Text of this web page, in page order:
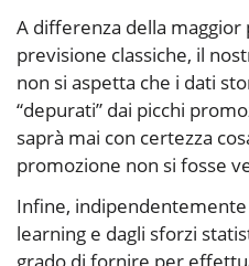
A differenza della
previsione classiche, il
non si aspetta che i dati
“depurati” dai picchi
saprà mai con certezza
promozione non si fosse
Infine,
learning e dagli sforzi
grado di fornire per